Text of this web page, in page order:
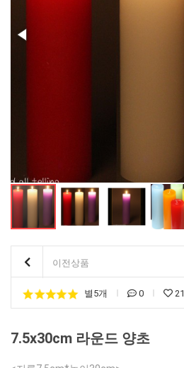
이전상품
별5개 0 21
7.5x30cm 라운드 양초